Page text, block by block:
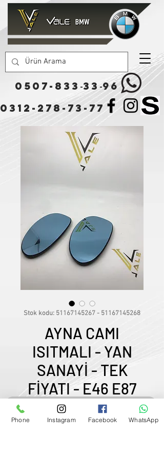
0507-833 -33-96
0312-278-73-77
Stok kodu: 51167145267 - 51167145268
AYNA CAMI
ISITMALI - YAN
SANAYİ - TEK
FİYATI - E46 E87
₺300,00Fiyat
Satış Temsilcimizle Görüşün
Phone Instagram Facebook WhatsApp